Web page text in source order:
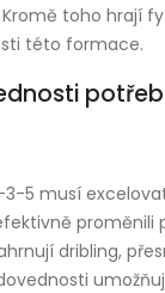
toho hrají
této formace.
5 musí
proměnili
dribling,